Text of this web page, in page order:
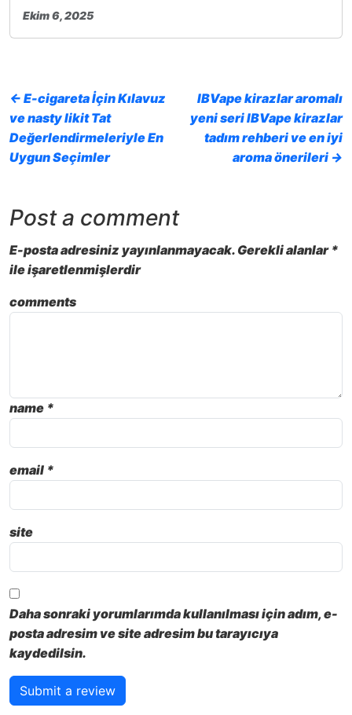
Ekim 6, 2025
← E-cigareta İçin Kılavuz
ve nasty likit Tat
Değerlendirmeleriyle En
Uygun Seçimler
IBVape kirazlar aromalı
yeni seri IBVape kirazlar
tadım rehberi ve en iyi
aroma önerileri →
Post a comment
E-posta adresiniz yayınlanmayacak. Gerekli alanlar *
ile işaretlenmişlerdir
comments
name *
email *
site
Daha sonraki yorumlarımda kullanılması için adım, e-
posta adresim ve site adresim bu tarayıcıya
kaydedilsin.
Submit a review